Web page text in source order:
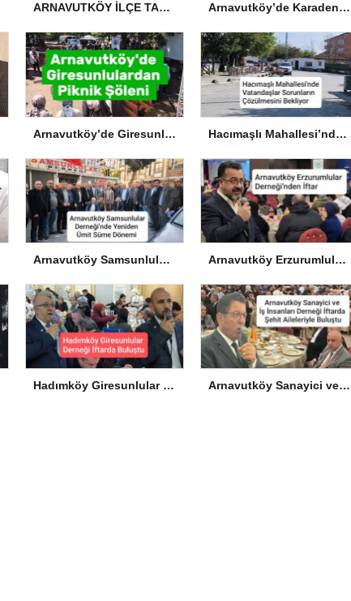
ARNAVUTKÖY İLÇE TARIM VE ORMAN MÜDÜRLÜĞÜ’NDEN İLANEN TEBLİGAT Arnavutköy’de Karadeniz Esintisi: Ordu ve Giresun Kültürü Memleket Günleri’nde Buluştu
Arnavutköy’de Giresunlulardan Piknik Şöleni Hacımaşlı Mahallesi’nde Vatandaşlar Sorunların Çözülmesini Bekliyor
Arnavutköy Samsunlular Derneği’nde Yeniden Ümit Süme Dönemi Arnavutköy Erzurumlular Derneği’nden İftar
Hadımköy Giresunlular Derneği İftarda Buluştu Arnavutköy Sanayici ve İş İnsanları Derneği İftarda Şehit Aileleriyle Buluştu